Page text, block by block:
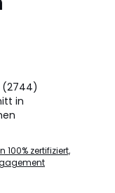
(2744)
in
100% zertifiziert,